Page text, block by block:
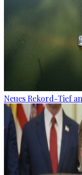
Neues Rekord-Tief